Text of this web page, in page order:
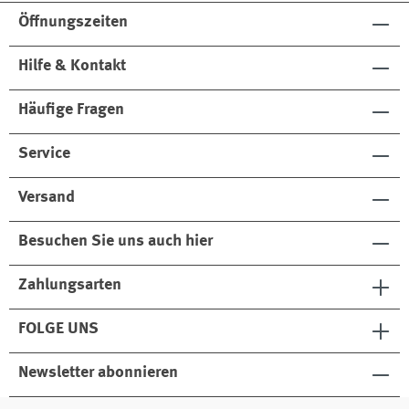
Öffnungszeiten
Hilfe & Kontakt
Häufige Fragen
Service
Versand
Besuchen Sie uns auch hier
Zahlungsarten
FOLGE UNS
Newsletter abonnieren